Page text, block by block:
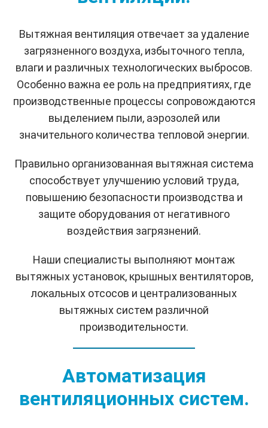
Вытяжная вентиляция отвечает за удаление
загрязненного воздуха, избыточного тепла,
влаги и различных технологических выбросов.
Особенно важна ее роль на предприятиях, где
производственные процессы сопровождаются
выделением пыли, аэрозолей или
значительного количества тепловой энергии.
Правильно организованная вытяжная система
способствует улучшению условий труда,
повышению безопасности производства и
защите оборудования от негативного
воздействия загрязнений.
Наши специалисты выполняют монтаж
вытяжных установок, крышных вентиляторов,
локальных отсосов и централизованных
вытяжных систем различной
производительности.
Автоматизация
вентиляционных систем.